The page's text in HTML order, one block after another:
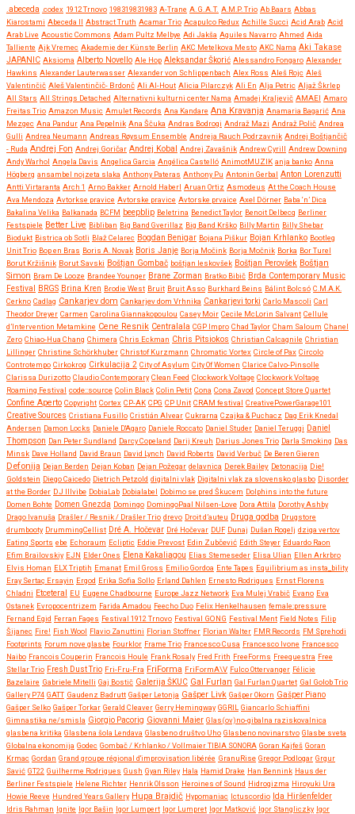
.abeceda .codex 1912 Trnovo 198319831983 A-Trane A.G.A.T. A.M.P. Trio Ab Baars Abbas
Kiarostami Abeceda II Abstract Truth Acamar Trio Acapulco Redux Achille Succi Acid Arab Acid
Arab Live Acoustic Commons Adam Pultz Melbye Adi Jakša Aguiles Navarro Ahmed Aida
Talliente Ajk Vremec Akademie der Künste Berlin AKC Metelkova Mesto AKC Nama Aki Takase
JAPANIC Aksioma Alberto Novello Ale Hop Aleksandar Škorić Alessandro Fongaro Alexander
Hawkins Alexander Lauterwasser Alexander von Schlippenbach Alex Ross Aleš Rojc Aleš
Valentinčič Aleš Valentinčič- Brdonč Ali Al-Hout Alicia Pilarczyk Ali En Alja Petric Aljaž Škrlep
All Stars All Strings Detached Alternativni kulturni center Nama Amadej Kraljevič AMAEI Amaro
Freitas Trio Amazon Music Amulet Records Ana Kandare Ana Kravanja Anamaria Bagarić Ana
Mezgec Ana Pandur Ana Pepelnik Ana Ščuka Andras Bodrogi Andraž Mazi Andraž Polič Andrea
Gulli Andrea Neumann Andreas Røysum Ensemble Andreja Rauch Podrzavnik Andrej Boštjančič
- Ruda Andrej Fon Andrej Goričar Andrej Kobal Andrej Zavašnik Andrew Cyrill Andrew Downing
Andy Warhol Angela Davis Angelica Garcia Angélica Castelló AnimotMUZIK anja banko Anna
Högberg ansambel nojzeta slaka Anthony Pateras Anthony Pu Antonin Gerbal Anton Lorenzutti
Antti Virtaranta Arch 1 Arno Bakker Arnold Haberl Aruan Ortiz Asmodeus At the Coach House
Ava Mendoza Avtorkse pravice Avtorske pravice Avtorske prvaice Axel Dörner Baba ‘n’ Dica
Bakalina Velika Balkanada BCFM beepblip Beletrina Benedict Taylor Benoit Delbecq Berliner
Festspiele Better Live Bibliban Big Band Gverillaz Big Band Krško Billy Martin Billy Shebar
Biodukt Bistrica ob Sotli Blaž Celarec Bogdan Benigar Bojana Piškur Bojan Krhlanko Bootleg
Unit Trio Bop en Bras Boris A. Novak Boris Janje Borja Močink Borja Močnik Borka Bor Turel
Borut Kržišnik Borut Savski Boštjan Gombač boštjan leskovšek Boštjan Perovšek Boštjan
Simon Bram De Looze Brandee Younger Brane Zorman Bratko Bibič Brda Contemporary Music
Festival
BRGS Brina Kren Brodie West Bruit Bruit Asso Burkhard Beins Bálint Bolcsó C.M.A.K.
Cerkno Cadlag Cankarjev dom Cankarjev dom Vrhnika Cankarjevi torki Carlo Mascoli Carl
Theodor Dreyer Carmen Carolina Giannakopoulou Casey Moir Cecile McLorin Salvant Cellule
d’Intervention Metamkine Cene Resnik Centralala CGP Impro Chad Taylor Cham Saloum Chanel
Zero Chiao-Hua Chang Chimera Chris Eckman Chris Pitsiokos Christian Calcagnile Christian
Lillinger Christine Schörkhuber Christof Kurzmann Chromatic Vortex Circle of Pax Circolo
Controtempo Cirkokrog Cirkulacija 2 City of Asylum City Of Women Clarice Calvo-Pinsolle
Clarissa Durizotto Claudio Contemporary Clean Feed Clockwork Voltage Clockwork Voltage
Roaming Festival code::source Colin Black Colin Petit Cona Cona Zavod Concept Store Quartet
Confine Aperto Copyright Cortex CP-AK CPG CP Unit CRAM festival CreativePowerGarage101
Creative Sources Cristiana Fusillo Cristián Alvear Cukrarna Czajka & Puchacz Dag Erik Knedal
Andersen Damon Locks Daniele D'Agaro Daniele Roccato Daniel Studer Daniel Teruggi Daniel
Thompson Dan Peter Sundland Darcy Copeland Darij Kreuh Darius Jones Trio Darla Smoking Das
Minsk Dave Holland David Braun David Lynch David Roberts David Verbuč De Beren Gieren
Defonija Dejan Berden Dejan Koban Dejan Požegar delavnica Derek Bailey Detonacija Die!
Goldstein Diego Caicedo Dietrich Petzold digitalni vlak Digitalni vlak za slovensko glasbo Disorder
at the Border DJ Illvibe DobiaLab Dobialabel Dobimo se pred Škucem Dolphins into the future
Domen Bohte Domen Gnezda Domingo DomingoPaal Nilsen-Love Dora Attila Dorothy Ashby
Drago Ivanuša Drašler / Resnik / Drašler Trio drevo Droit d’auteu Druga godba Drugstore
drumbooty DrummingCellist Dré A. Hočevar Dré Hočevar DUF Dunaj Dušan Rogelj dziga vertov
Eating Sports ebe Echoraum Ecliptic Eddie Prevost Edin Zubčević Edith Steyer Eduardo Raon
Efim Brailovskiy EJN Elder Ones Elena Kakaliagou Elias Stemeseder Elisa Ulian Ellen Arkrbro
Elvis Homan ELX Triptih Emanat Emil Gross Emilio Gordoa Ente Tapes Equilibrium as insta_bility
Eray Sertaç Ersayin Ergod Erika Sofia Sollo Erland Dahlen Ernesto Rodrigues Ernst Florens
Chladni Etceteral EU Eugene Chadbourne Europe Jazz Network Eva Mulej Vrabič Evano Eva
Ostanek Evropocentrizem Farida Amadou Feecho Duo Felix Henkelhausen female:pressure
Fernand Egid Ferran Fages Festival 1912 Trnovo Festival GONG Festival Ment Field Notes Filip
Šijanec Fire! Fish Wool Flavio Zanuttini Florian Stoffner Florian Walter FMR Records FM Sprehodi
Footprints Forum nove glasbe Fourklor Frame Trio Francesco Cusa Francesco Ivone Francesco
Naibo Francois Couperin Francois Houle Frank Rosaly Fred Frith FreeForms Freequestra Free
Stellar Trio Fresh Dust Trio Fri-Fru-Fra FriForma FriFormA\V Fulco Ottervanger Félicie
Bazelaire Gabriele Mitelli Gaj Bostič Galerija ŠKUC Gal Furlan Gal Furlan Quartet Gal Golob Trio
Gallery P74 GATT Gaudenz Badrutt Gašper Letonja Gašper Livk Gašper Okorn Gašper Piano
Gašper Selko Gašper Torkar Gerald Cleaver Gerry Hemingway GGRIL Giancarlo Schiaffini
Gimnastika ne/smisla Giorgio Pacorig Giovanni Maier Glas(ov)no-gibalna raziskovalnica
glasbena kritika Glasbena šola Lendava Glasbeno društvo Uho Glasbeno novinarstvo Glasbe sveta
Globalna ekonomija Godec Gombač / Krhlanko / Vollmaier TIBIA SONORA Goran Kajfeš Goran
Krmac Gordan Grand groupe régional d'improvisation libérée GranuRise Gregor Podlogar Grgur
Savić GT22 Guilherme Rodrigues Gush Gyan Riley Hala Hamid Drake Han Bennink Haus der
Berliner Festspiele Helene Richter Henrik Olsson Heroines of Sound Hidrogizma Hiroyuki Ura
Howie Reeve Hundred Years Gallery Hupa Brajdič Hypomaniac Ictuscordio Ida Hiršenfelder
Idris Rahman Ignite Igor Bašin Igor Lumpert Igor Lumpret Igor Matković Igor Stangliczky Igor